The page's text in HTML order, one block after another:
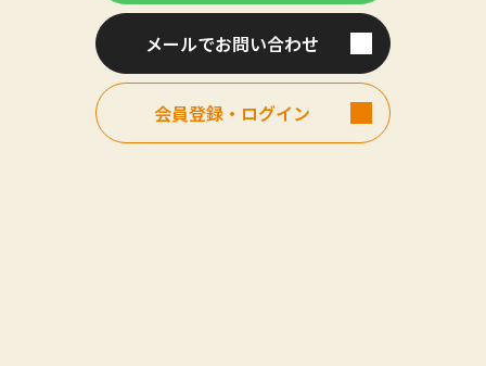
メールでお問い合わせ
会員登録・ログイン